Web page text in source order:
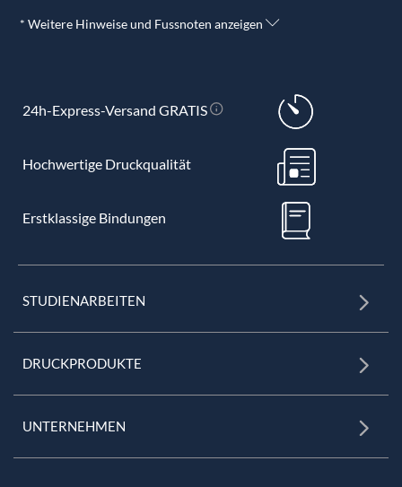
* Weitere Hinweise und Fussnoten anzeigen
24h-Express-Versand GRATIS
Hochwertige Druckqualität
Erstklassige Bindungen
STUDIENARBEITEN
DRUCKPRODUKTE
UNTERNEHMEN